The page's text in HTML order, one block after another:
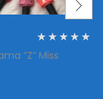
“Z” Miss